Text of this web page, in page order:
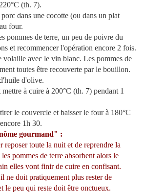
(th. 7).
dans une cocotte (ou dans un plat
four.
pommes de terre, un peu de poivre du
et recommencer l'opération encore 2 fois.
avec le vin blanc. Les pommes de
toutes être recouverte par le bouillon.
d'olive.
à cuire à 200°C (th. 7) pendant 1
le couvercle et baisser le four à 180°C
1h 30.
gourmand" :
reposer toute la nuit et de reprendre la
pommes de terre absorbent alors le
elles vont finir de cuire en confisant.
ne doit pratiquement plus rester de
le peu qui reste doit être onctueux.